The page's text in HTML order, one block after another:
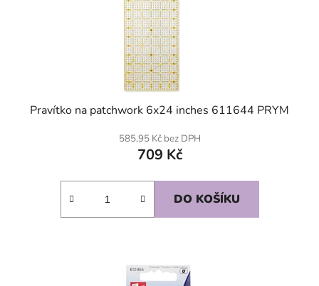
Pravítko na patchwork 6x24 inches 611644 PRYM
585,95 Kč bez DPH
709 Kč
DO KOŠÍKU